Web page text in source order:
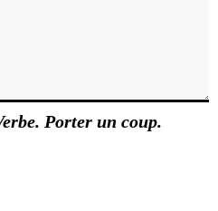
Porter un coup.